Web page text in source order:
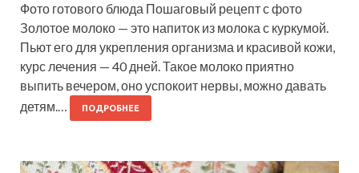
Фото готового блюда Пошаговый рецепт с фото
Золотое молоко — это напиток из молока с куркумой.
Пьют его для укрепления организма и красивой кожи,
курс лечения — 40 дней. Такое молоко приятно
выпить вечером, оно успокоит нервы, можно давать
детям.…
ПОДРОБНЕЕ